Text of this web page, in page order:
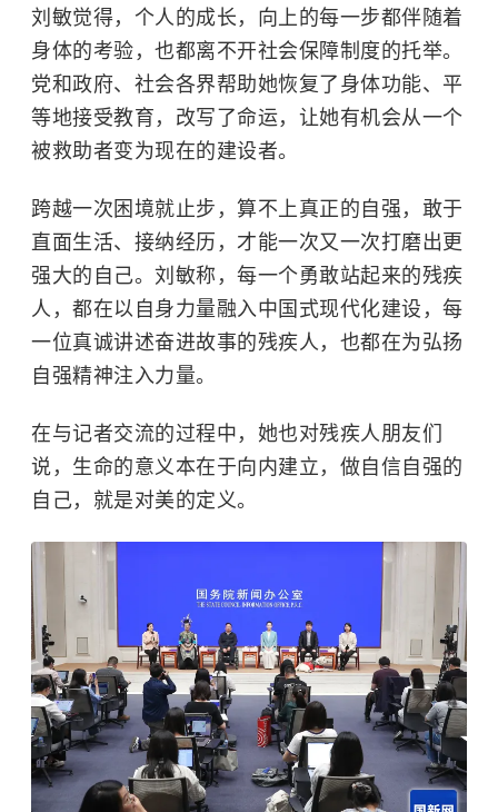
刘敏觉得，个人的成长，向上的每一步都伴随着
身体的考验，也都离不开社会保障制度的托举。
党和政府、社会各界帮助她恢复了身体功能、平
等地接受教育，改写了命运，让她有机会从一个
被救助者变为现在的建设者。
跨越一次困境就止步，算不上真正的自强，敢于
直面生活、接纳经历，才能一次又一次打磨出更
强大的自己。刘敏称，每一个勇敢站起来的残疾
人，都在以自身力量融入中国式现代化建设，每
一位真诚讲述奋进故事的残疾人，也都在为弘扬
自强精神注入力量。
在与记者交流的过程中，她也对残疾人朋友们
说，生命的意义本在于向内建立，做自信自强的
自己，就是对美的定义。